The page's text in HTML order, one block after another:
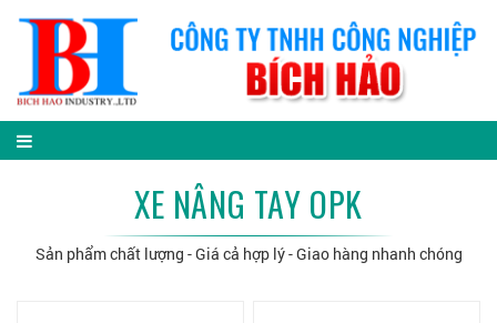
XE NÂNG TAY OPK
Sản phẩm chất lượng - Giá cả hợp lý - Giao hàng nhanh chóng